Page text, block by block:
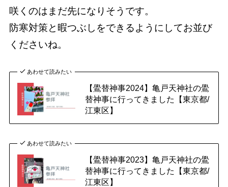
咲くのはまだ先になりそうです。
防寒対策と暇つぶしをできるようにしてお並び
くださいね。
あわせて読みたい
【鷽替神事2024】亀戸天神社の鷽
替神事に行ってきました【東京都/
江東区】
あわせて読みたい
【鷽替神事2023】亀戸天神社の鷽
替神事に行ってきました【東京都/
江東区】